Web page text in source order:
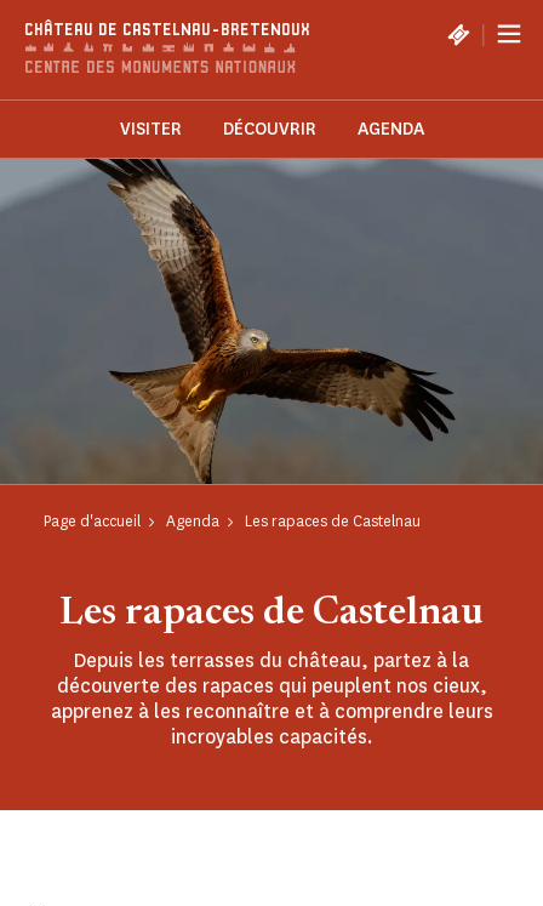
CHÂTEAU DE CASTELNAU-BRETENOUX |
VISITER DÉCOUVRIR AGENDA
Page d'accueil Agenda Les rapaces de Castelnau
Les rapaces de Castelnau
Depuis les terrasses du château, partez à la
découverte des rapaces qui peuplent nos cieux,
apprenez à les reconnaître et à comprendre leurs
incroyables capacités.